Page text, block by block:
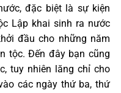
đặc biệt là sự kiện
Lập khai sinh ra nước
đầu cho những năm
tộc. Đến đây bạn cũng
tuy nhiên lăng chỉ cho
các ngày thứ ba, thứ